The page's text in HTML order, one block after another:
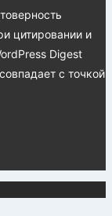
цитировании и
Digest
с точкой